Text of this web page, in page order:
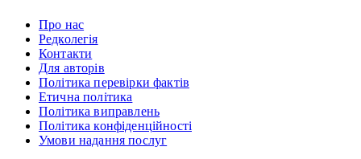
Про нас
Редколегія
Контакти
Для авторів
Політика перевірки фактів
Етична політика
Політика виправлень
Політика конфіденційності
Умови надання послуг